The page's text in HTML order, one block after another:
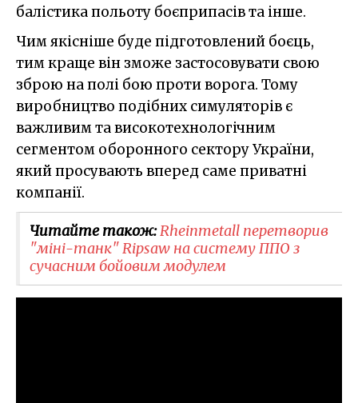
балістика польоту боєприпасів та інше.
Чим якісніше буде підготовлений боєць,
тим краще він зможе застосовувати свою
зброю на полі бою проти ворога. Тому
виробництво подібних симуляторів є
важливим та високотехнологічним
сегментом оборонного сектору України,
який просувають вперед саме приватні
компанії.
Читайте також:Rheinmetall перетворив
"міні-танк" Ripsaw на систему ППО з
сучасним бойовим модулем